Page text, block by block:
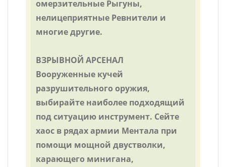
омерзительные Рыгуны,
нелицеприятные Ревнители и
многие другие.
ВЗРЫВНОЙ АРСЕНАЛ
Вооруженные кучей
разрушительного оружия,
выбирайте наиболее подходящий
под ситуацию инструмент. Сейте
хаос в рядах армии Ментала при
помощи мощной двустволки,
карающего минигана,